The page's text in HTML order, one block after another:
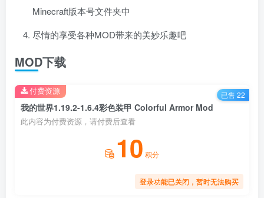
Minecraft版本号文件夹中
尽情的享受各种MOD带来的美妙乐趣吧
MOD下载
我的世界1.19.2-1.6.4彩色装甲 Colorful Armor Mod
此内容为付费资源，请付费后查看
10 积分
登录功能已关闭，暂时无法购买
付费资源 已售 22